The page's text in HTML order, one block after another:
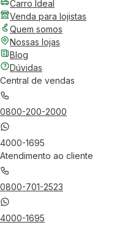
Carro Ideal
Venda para lojistas
Quem somos
Nossas lojas
Blog
Dúvidas
Central de vendas
0800-200-2000
4000-1695
Atendimento ao cliente
0800-701-2523
4000-1695